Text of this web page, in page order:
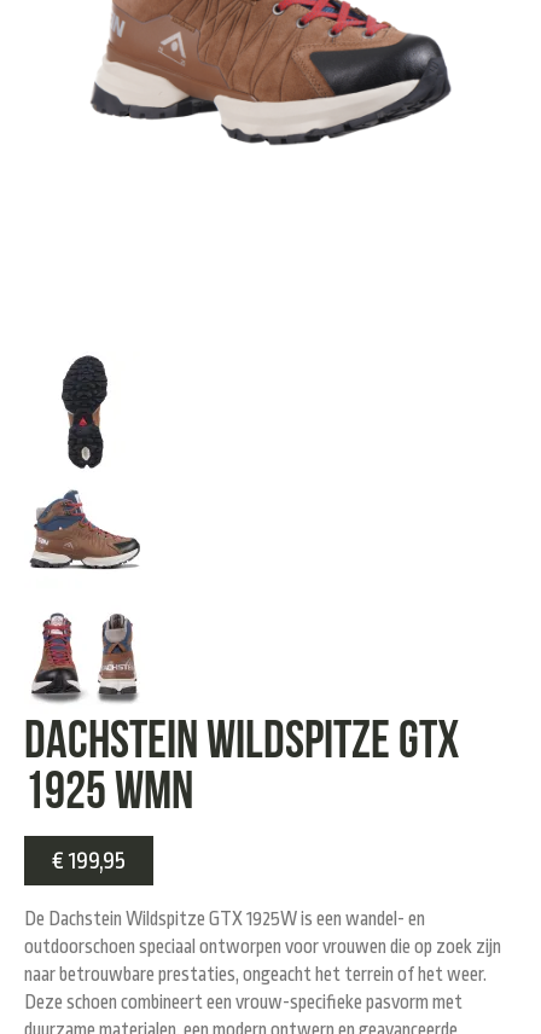
Dachstein Wildspitze GTX
1925 WMN
€ 199,95
De Dachstein Wildspitze GTX 1925Wis een wandel- en
outdoorschoen speciaal ontworpen voor vrouwen die op zoek zijn
naar betrouwbare prestaties, ongeacht het terrein of het weer.
Deze schoen combineert een vrouw-specifieke pasvorm met